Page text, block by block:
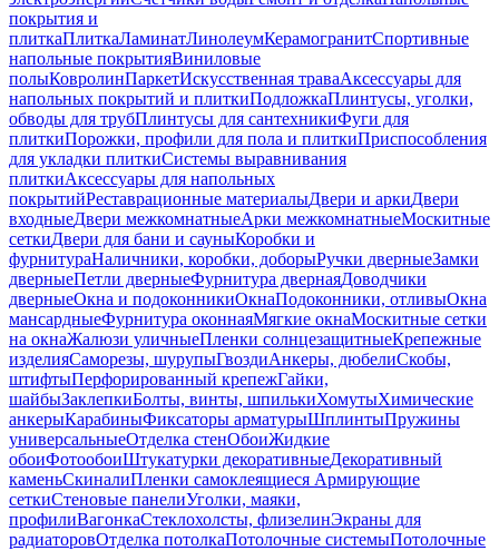
покрытия и
плиткаПлиткаЛаминатЛинолеумКерамогранитСпортивные
напольные покрытияВиниловые
полыКовролинПаркетИскусственная траваАксессуары для
напольных покрытий и плиткиПодложкаПлинтусы, уголки,
обводы для трубПлинтусы для сантехникиФуги для
плиткиПорожки, профили для пола и плиткиПриспособления
для укладки плиткиСистемы выравнивания
плиткиАксессуары для напольных
покрытийРеставрационные материалыДвери и аркиДвери
входныеДвери межкомнатныеАрки межкомнатныеМоскитные
сеткиДвери для бани и сауныКоробки и
фурнитураНаличники, коробки, доборыРучки дверныеЗамки
дверныеПетли дверныеФурнитура двернаяДоводчики
дверныеОкна и подоконникиОкнаПодоконники, отливыОкна
мансардныеФурнитура оконнаяМягкие окнаМоскитные сетки
на окнаЖалюзи уличныеПленки солнцезащитныеКрепежные
изделияСаморезы, шурупыГвоздиАнкеры, дюбелиСкобы,
штифтыПерфорированный крепежГайки,
шайбыЗаклепкиБолты, винты, шпилькиХомутыХимические
анкерыКарабиныФиксаторы арматурыШплинтыПружины
универсальныеОтделка стенОбоиЖидкие
обоиФотообоиШтукатурки декоративныеДекоративный
каменьСкиналиПленки самоклеящиеся Армирующие
сеткиСтеновые панелиУголки, маяки,
профилиВагонкаСтеклохолсты, флизелинЭкраны для
радиаторовОтделка потолкаПотолочные системыПотолочные